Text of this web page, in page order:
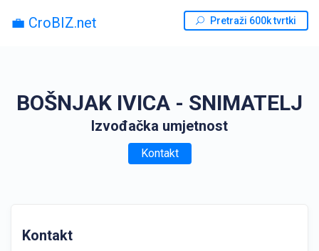
💼 CroBIZ.net Pretraži 600k tvrtki
BOŠNJAK IVICA - SNIMATELJ
Izvođačka umjetnost
Kontakt
Kontakt